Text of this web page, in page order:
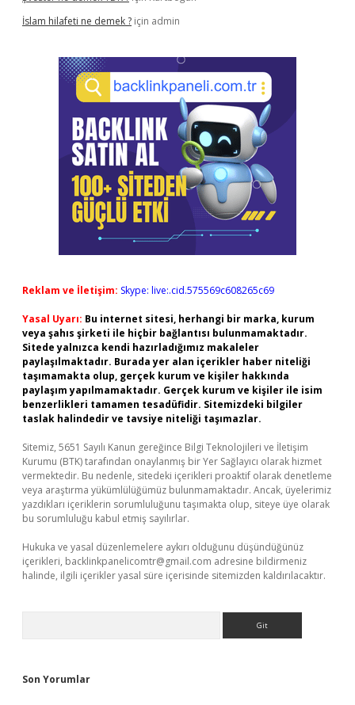
İslam hilafeti ne demek ? için admin
Reklam ve İletişim: Skype: live:.cid.575569c608265c69
Yasal Uyarı: Bu internet sitesi, herhangi bir marka, kurum
veya şahıs şirketi ile hiçbir bağlantısı bulunmamaktadır.
Sitede yalnızca kendi hazırladığımız makaleler
paylaşılmaktadır. Burada yer alan içerikler haber niteliği
taşımamakta olup, gerçek kurum ve kişiler hakkında
paylaşım yapılmamaktadır. Gerçek kurum ve kişiler ile isim
benzerlikleri tamamen tesadüfidir. Sitemizdeki bilgiler
taslak halindedir ve tavsiye niteliği taşımazlar.
Sitemiz, 5651 Sayılı Kanun gereğince Bilgi Teknolojileri ve İletişim
Kurumu (BTK) tarafından onaylanmış bir Yer Sağlayıcı olarak hizmet
vermektedir. Bu nedenle, sitedeki içerikleri proaktif olarak denetleme
veya araştırma yükümlülüğümüz bulunmamaktadır. Ancak, üyelerimiz
yazdıkları içeriklerin sorumluluğunu taşımakta olup, siteye üye olarak
bu sorumluluğu kabul etmiş sayılırlar.
Hukuka ve yasal düzenlemelere aykırı olduğunu düşündüğünüz
içerikleri, backlinkpanelicomtr@gmail.com adresine bildirmeniz
halinde, ilgili içerikler yasal süre içerisinde sitemizden kaldırılacaktır.
Son Yorumlar